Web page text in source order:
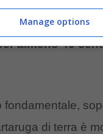
recinzione
almeno 40
fondamentale,
di terra è
Manage options